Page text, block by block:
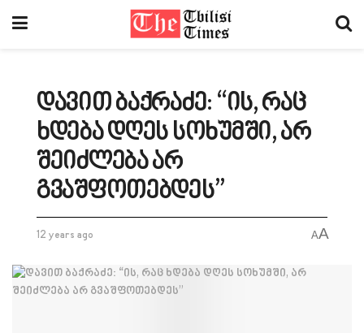
დავით ბაქრაძე: “ის, რაც
ხდება დღეს სოხუმში, არ
შეიძლება არ
გვაშფოთებდეს”
12 years ago AA